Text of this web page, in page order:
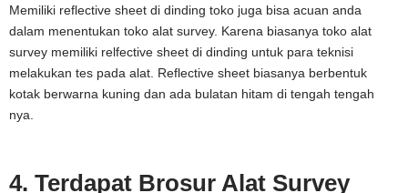
Memiliki reflective sheet di dinding toko juga bisa acuan anda
dalam menentukan toko alat survey. Karena biasanya toko alat
survey memiliki relfective sheet di dinding untuk para teknisi
melakukan tes pada alat. Reflective sheet biasanya berbentuk
kotak berwarna kuning dan ada bulatan hitam di tengah tengah
nya.
4. Terdapat Brosur Alat Survey